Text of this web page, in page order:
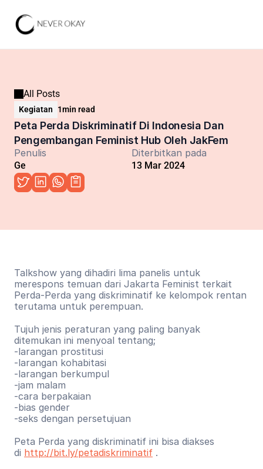
All Posts
Kegiatan 1min read
Peta Perda Diskriminatif Di Indonesia Dan
Pengembangan Feminist Hub Oleh JakFem
Penulis
Ge
Diterbitkan pada
13 Mar 2024
Talkshow yang dihadiri lima panelis untuk
merespons temuan dari Jakarta Feminist terkait
Perda-Perda yang diskriminatif ke kelompok rentan
terutama untuk perempuan.
Tujuh jenis peraturan yang paling banyak
ditemukan ini menyoal tentang;
-larangan prostitusi
-larangan kohabitasi
-larangan berkumpul
-jam malam
-cara berpakaian
-bias gender
-seks dengan persetujuan
Peta Perda yang diskriminatif ini bisa diakses
di http://bit.ly/petadiskriminatif .